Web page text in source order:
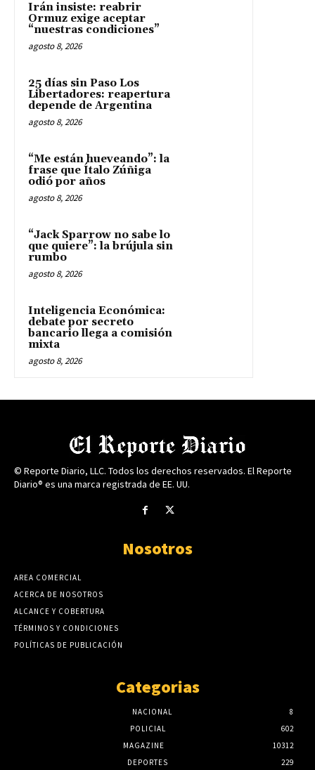
Irán insiste: reabrir
Ormuz exige aceptar
“nuestras condiciones”
agosto 8, 2026
25 días sin Paso Los
Libertadores: reapertura
depende de Argentina
agosto 8, 2026
“Me están hueveando”: la
frase que Ítalo Zúñiga
odió por años
agosto 8, 2026
“Jack Sparrow no sabe lo
que quiere”: la brújula sin
rumbo
agosto 8, 2026
Inteligencia Económica:
debate por secreto
bancario llega a comisión
mixta
agosto 8, 2026
© Reporte Diario, LLC. Todos los derechos reservados. El Reporte
Diario® es una marca registrada de EE. UU.
Nosotros
AREA COMERCIAL
ACERCA DE NOSOTROS
ALCANCE Y COBERTURA
TÉRMINOS Y CONDICIONES
POLÍTICAS DE PUBLICACIÓN
Categorias
NACIONAL
8
POLICIAL
602
MAGAZINE
10312
DEPORTES
229